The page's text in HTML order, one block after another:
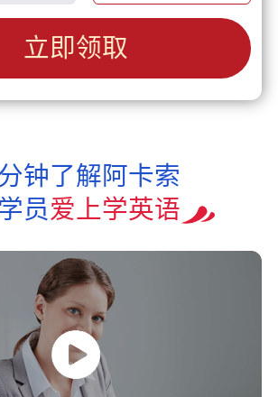
立即领取
钟了解阿卡索
员爱上学英语